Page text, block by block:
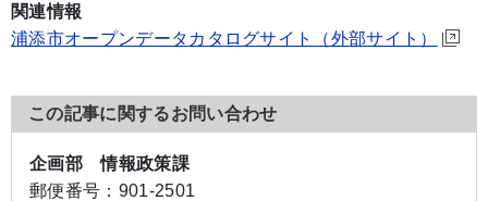
関連情報
浦添市オープンデータカタログサイト（外部サイト）
この記事に関するお問い合わせ
企画部 情報政策課
郵便番号： 901-2501